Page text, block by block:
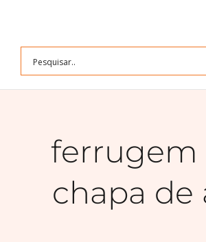
conteúdo
ferrugem
chapa de